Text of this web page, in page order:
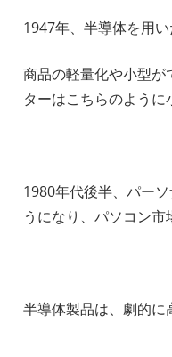
1947年、半導体を用い
商品の軽量化や小型が
ターはこちらのように
1980年代後半、パー
うになり、パソコン市
半導体製品は、劇的に